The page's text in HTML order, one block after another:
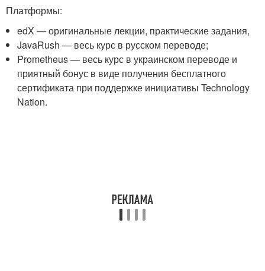
Платформы:
edX — оригинальные лекции, практические задания,
JavaRush — весь курс в русском переводе;
Prometheus — весь курс в украинском переводе и
приятный бонус в виде получения бесплатного
сертификата при поддержке инициативы Technology
Nation.